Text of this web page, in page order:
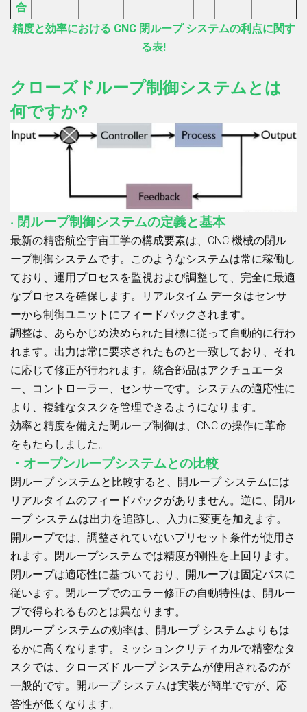
合
精度と効率における CNC 閉ループ システムの利点に関す
る表!
クローズドループ制御システムとは
何ですか?
· 閉ループ制御システムの定義と基本
最新の精密航空宇宙工学の構成要素は、CNC 機械の閉ル
ープ制御システムです。このようなシステムは常に稼働し
ており、運用プロセスを監視および調整して、完全に最適
なプロセスを確保します。リアルタイム データはセンサ
ーから制御ユニットにフィードバックされます。
調整は、あらかじめ決められた目標に従って自動的に行わ
れます。出力は常に要求されたものと一致しており、それ
に応じて修正が行われます。統合部品はアクチュエータ
ー、コントローラー、センサーです。システムの適応性に
より、複雑なタスクを管理できるようになります。
効率と精度を備えた閉ループ制御は、CNC の操作に革命
をもたらしました。
・オープンループシステムとの比較
閉ループ システムと比較すると、開ループ システムには
リアルタイムのフィードバックがありません。逆に、閉ル
ープ システムは出力を追跡し、入力に変更を加えます。
開ループでは、調整されていないプリセット条件が使用さ
れます。閉ループシステムでは精度が剛性を上回ります。
閉ループは適応性に基づいており、開ループは固定パスに
従います。閉ループでのエラー修正の自動特性は、開ルー
プで得られるものとは異なります。
閉ループ システムの効率は、開ループ システムよりもは
るかに高くなります。ミッションクリティカルで精密なタ
スクでは、クローズド ループ システムが使用されるのが
一般的です。開ループ システムは実装が簡単ですが、応
答性が低くなります。